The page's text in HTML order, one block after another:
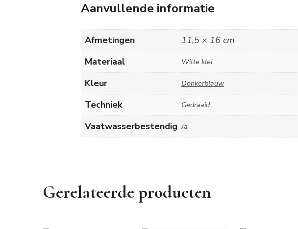
Aanvullende informatie
Afmetingen
11,5 × 16 cm
Materiaal
Witte klei
Kleur Donkerblauw
Techniek Gedraaid
Vaatwasserbestendig Ja
Gerelateerde producten